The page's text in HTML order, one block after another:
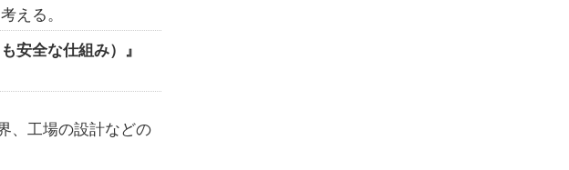
える。
安全な仕組み）』
、工場の設計などの